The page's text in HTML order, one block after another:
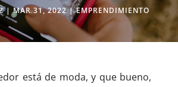
|MAR 31, 2022|EMPRENDIMIENTO
está de moda, y que bueno,